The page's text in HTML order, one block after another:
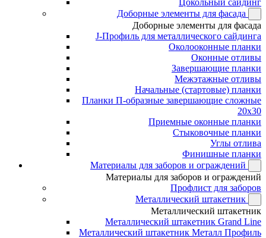
Цокольный сайдинг
Доборные элементы для фасада
Доборные элементы для фасада
J-Профиль для металлического сайдинга
Околооконные планки
Оконные отливы
Завершающие планки
Межэтажные отливы
Начальные (стартовые) планки
Планки П-образные завершающие сложные
20x30
Приемные оконные планки
Стыковочные планки
Углы отлива
Финишные планки
Материалы для заборов и ограждений
Материалы для заборов и ограждений
Профлист для заборов
Металлический штакетник
Металлический штакетник
Металлический штакетник Grand Line
Металлический штакетник Металл Профиль